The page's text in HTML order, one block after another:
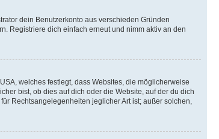
dein Benutzerkonto aus verschieden Gründen
Registriere dich einfach erneut und nimm aktiv an den
welches festlegt, dass Websites, die möglicherweise
bist, ob dies auf dich oder die Website, auf der du dich
Rechtsangelegenheiten jeglicher Art ist; außer solchen,